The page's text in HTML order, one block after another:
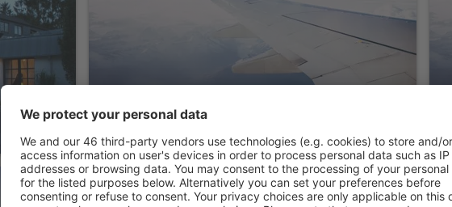
Kameha Grand Bonn
TROISDORF